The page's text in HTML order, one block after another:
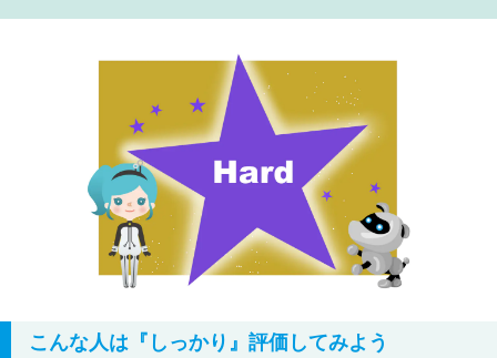
こんな人は『しっかり』評価してみよう